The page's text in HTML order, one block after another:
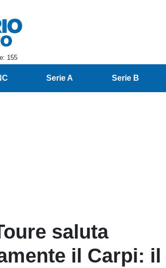
155
Serie A Serie B
saluta
il Carpi: il